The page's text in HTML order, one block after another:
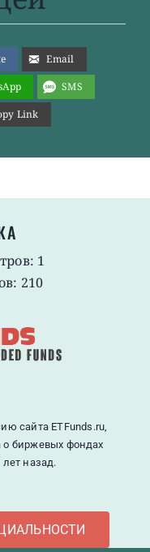
Email
SMS
Link
1
210
сайта ETFunds.ru,
о биржевых фондах
назад.